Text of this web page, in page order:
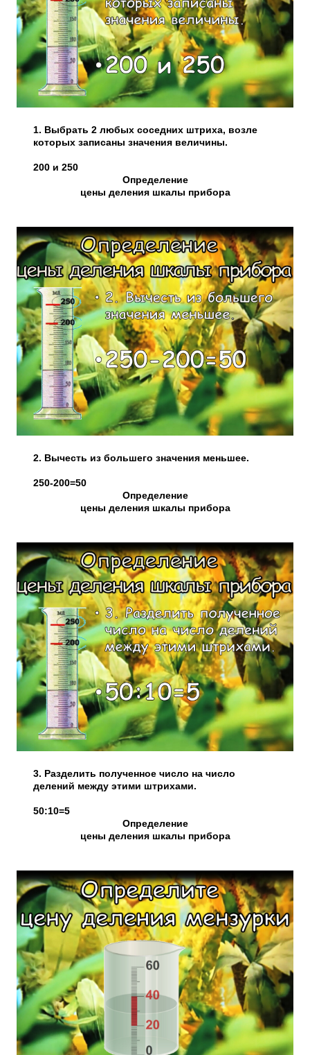
1. Выбрать 2 любых соседних штриха, возле
которых записаны значения величины.
200 и 250
Определение
цены деления шкалы прибора
2. Вычесть из большего значения меньшее.
250-200=50
Определение
цены деления шкалы прибора
3. Разделить полученное число на число
делений между этими штрихами.
50:10=5
Определение
цены деления шкалы прибора